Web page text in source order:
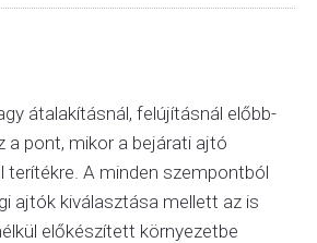
átalakításnál, felújításnál előbb-
a pont, mikor a bejárati ajtó
terítékre. A minden szempontból
ajtók kiválasztása mellett az is
előkészített környezetbe